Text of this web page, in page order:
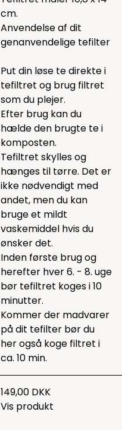
cm.
Anvendelse af dit
genanvendelige tefilter
Put din løse te direkte i
tefiltret og brug filtret
som du plejer.
Efter brug kan du
hælde den brugte te i
komposten.
Tefiltret skylles og
hænges til tørre. Det er
ikke nødvendigt med
andet, men du kan
bruge et mildt
vaskemiddel hvis du
ønsker det.
Inden første brug og
herefter hver 6. - 8. uge
bør tefiltret koges i 10
minutter.
Kommer der madvarer
på dit tefilter bør du
her også koge filtret i
ca. 10 min.
149,00 DKK
Vis produkt